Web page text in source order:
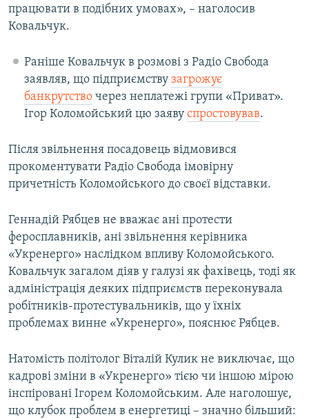
працювати в подібних умовах», – наголосив
Ковальчук.
Раніше Ковальчук в розмові з Радіо Свобода
заявляв, що підприємству загрожує
банкрутствочерез неплатежі групи «Приват».
Ігор Коломойський цю заяву спростовував.
Після звільнення посадовець відмовився
прокоментувати Радіо Свобода імовірну
причетність Коломойського до своєї відставки.
Геннадій Рябцев не вважає ані протести
феросплавників, ані звільнення керівника
«Укренерго» наслідком впливу Коломойського.
Ковальчук загалом діяв у галузі як фахівець, тоді як
адміністрація деяких підприємств переконувала
робітників-протестувальників, що у їхніх
проблемах винне «Укренерго», пояснює Рябцев.
Натомість політолог Віталій Кулик не виключає, що
кадрові зміни в «Укренерго» тією чи іншою мірою
інспіровані Ігорем Коломойським. Але наголошує,
що клубок проблем в енергетиці – значно більший: